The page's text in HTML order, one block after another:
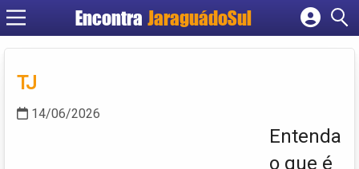
Encontra JaraguádoSul
Cadastrar empresa
TJ
14/06/2026
Entenda
o que é